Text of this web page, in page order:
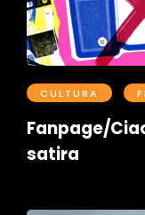
CULTURA
Fanpage/
satira